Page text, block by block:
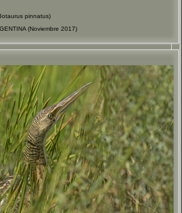
pinnatus)
(Noviembre 2017)